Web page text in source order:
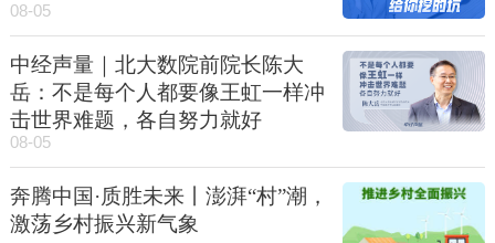
08-05
中经声量｜北大数院前院长陈大
岳：不是每个人都要像王虹一样冲
击世界难题，各自努力就好
08-05
奔腾中国·质胜未来丨澎湃“村”潮，
激荡乡村振兴新气象